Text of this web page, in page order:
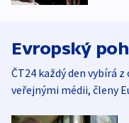
Evropský
ČT24 každý den vybírá
veřejnými médii, členy